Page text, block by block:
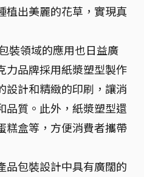
植出美麗的花草，實現真
裝領域的應用也日益廣
力品牌採用紙漿塑型製作
設計和精緻的印刷，讓消
品質。此外，紙漿塑型還
糕盒等，方便消費者攜帶
品包裝設計中具有廣闊的